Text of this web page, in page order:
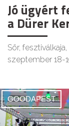
Jó ügyért
a Dürer
Sör,
szeptember 18-
GOODAPEST